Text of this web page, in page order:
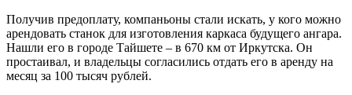
Получив предоплату, компаньоны стали искать, у кого можно
арендовать станок для изготовления каркаса будущего ангара.
Нашли его в городе Тайшете – в 670 км от Иркутска. Он
простаивал, и владельцы согласились отдать его в аренду на
месяц за 100 тысяч рублей.